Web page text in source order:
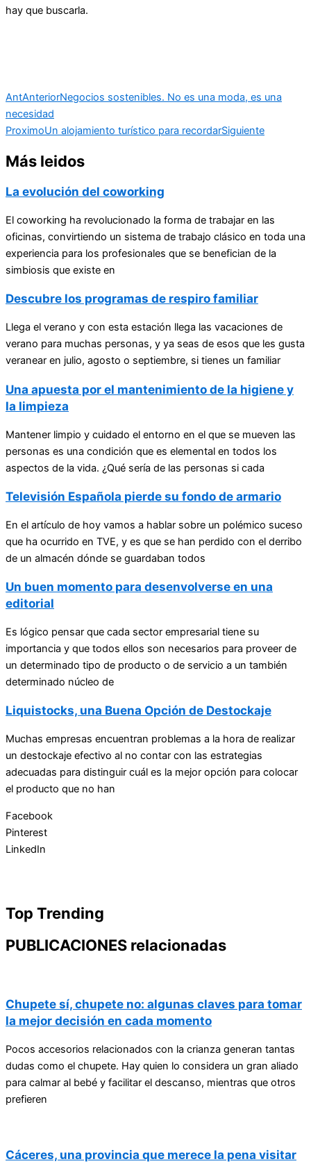
hay que buscarla.
AntAnteriorNegocios sostenibles. No es una moda, es una
necesidad
ProximoUn alojamiento turístico para recordarSiguiente
Más leidos
La evolución del coworking
El coworking ha revolucionado la forma de trabajar en las
oficinas, convirtiendo un sistema de trabajo clásico en toda una
experiencia para los profesionales que se benefician de la
simbiosis que existe en
Descubre los programas de respiro familiar
Llega el verano y con esta estación llega las vacaciones de
verano para muchas personas, y ya seas de esos que les gusta
veranear en julio, agosto o septiembre, si tienes un familiar
Una apuesta por el mantenimiento de la higiene y
la limpieza
Mantener limpio y cuidado el entorno en el que se mueven las
personas es una condición que es elemental en todos los
aspectos de la vida. ¿Qué sería de las personas si cada
Televisión Española pierde su fondo de armario
En el artículo de hoy vamos a hablar sobre un polémico suceso
que ha ocurrido en TVE, y es que se han perdido con el derribo
de un almacén dónde se guardaban todos
Un buen momento para desenvolverse en una
editorial
Es lógico pensar que cada sector empresarial tiene su
importancia y que todos ellos son necesarios para proveer de
un determinado tipo de producto o de servicio a un también
determinado núcleo de
Liquistocks, una Buena Opción de Destockaje
Muchas empresas encuentran problemas a la hora de realizar
un destockaje efectivo al no contar con las estrategias
adecuadas para distinguir cuál es la mejor opción para colocar
el producto que no han
Facebook
Pinterest
LinkedIn
Top Trending
PUBLICACIONES relacionadas
Chupete sí, chupete no: algunas claves para tomar
la mejor decisión en cada momento
Pocos accesorios relacionados con la crianza generan tantas
dudas como el chupete. Hay quien lo considera un gran aliado
para calmar al bebé y facilitar el descanso, mientras que otros
prefieren
Cáceres, una provincia que merece la pena visitar